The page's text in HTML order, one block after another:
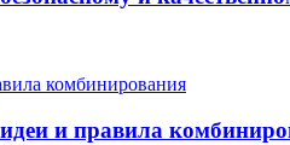
и правила